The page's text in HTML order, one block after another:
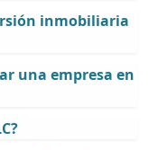
inmobiliaria
una empresa en